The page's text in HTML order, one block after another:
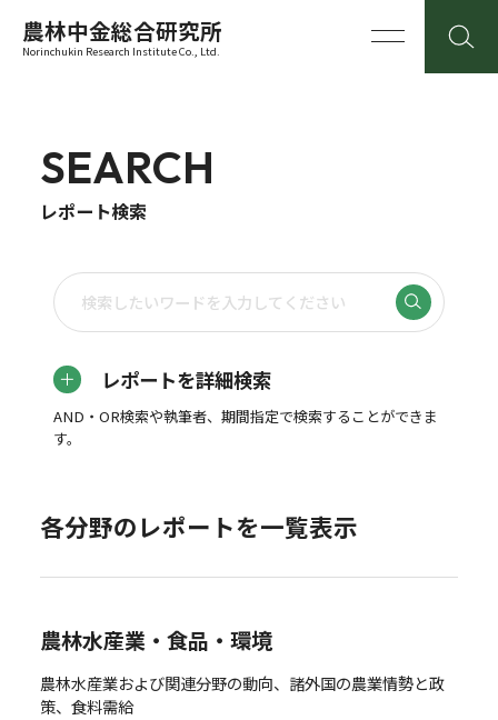
農林中金総合研究所
Norinchukin Research Institute Co., Ltd.
SEARCH
レポート検索
レポートを詳細検索
AND・OR検索や執筆者、期間指定で検索することができま
す。
各分野のレポートを一覧表示
農林水産業・食品・環境
農林水産業および関連分野の動向、諸外国の農業情勢と政
策、食料需給